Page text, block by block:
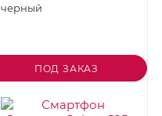
черный
ПОД ЗАКАЗ